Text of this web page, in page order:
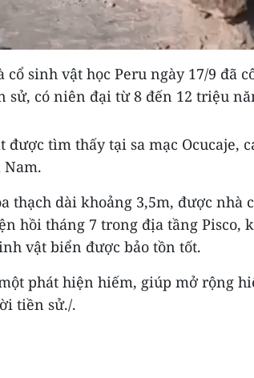
cổ sinh vật học Peru ngày 17/9 đã
sử, có niên đại từ 8 đến 12 triệu
được tìm thấy tại sa mạc Ocucaje,
Nam.
thạch dài khoảng 3,5m, được nhà
hồi tháng 7 trong địa tầng Pisco,
vật biển được bảo tồn tốt.
phát hiện hiếm, giúp mở rộng
tiền sử./.